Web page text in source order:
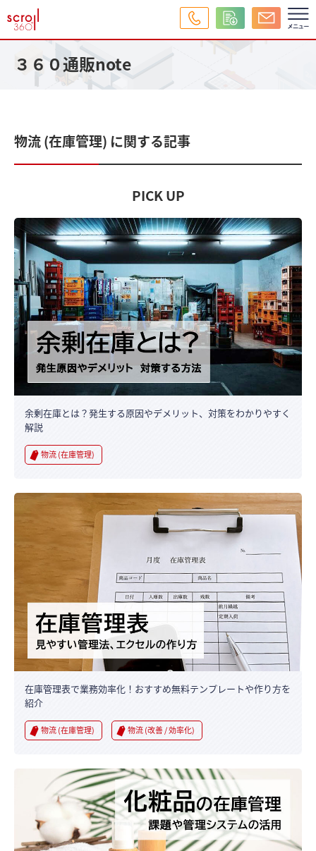
３６０通販note
物流 (在庫管理) に関する記事
PICK UP
余剰在庫とは？発生する原因やデメリット、対策をわかりやすく
解説
物流 (在庫管理)
在庫管理表で業務効率化！おすすめ無料テンプレートや作り方を
紹介
物流 (在庫管理) 物流 (改善 / 効率化)